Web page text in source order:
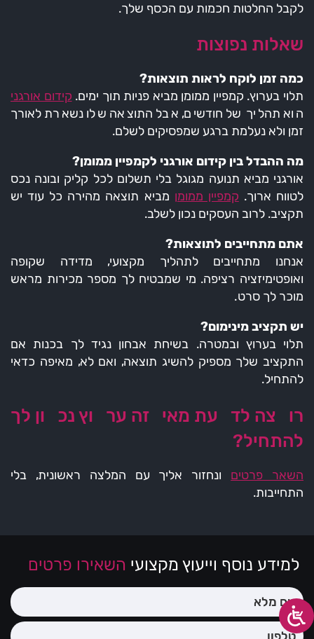
לקבל החלטות חכמות עם הכסף שלך.
שאלות נפוצות
כמה זמן לוקח לראות תוצאות?
תלוי בערוץ. קמפיין ממומן מביא פניות תוך ימים. קידום אורגני
הוא תהליך של חודשים, אבל התוצאה שלו נשארת לאורך
זמן ולא נעלמת ברגע שמפסיקים לשלם.
מה ההבדל בין קידום אורגני לקמפיין ממומן?
אורגני מביא תנועה מגוגל בלי תשלום לכל קליק ובונה נכס
לטווח ארוך. קמפיין ממומן מביא תוצאה מהירה כל עוד יש
תקציב. לרוב העסקים נכון לשלב.
אתם מתחייבים לתוצאות?
אנחנו מתחייבים לתהליך מקצועי, מדידה שקופה
ואופטימיזציה רציפה. מי שמבטיח לך מספר מכירות מראש
מוכר לך סרט.
יש תקציב מינימום?
תלוי בערוץ ובמטרה. בשיחת אבחון נגיד לך בכנות אם
התקציב שלך מספיק להשיג תוצאה, ואם לא, מאיפה כדאי
להתחיל.
רוצה לדעת מאיזה ערוץ נכון לך
להתחיל?
השאר פרטים ונחזור אליך עם המלצה ראשונית, בלי
התחייבות.
למידע נוסף וייעוץ מקצועי השאירו פרטים